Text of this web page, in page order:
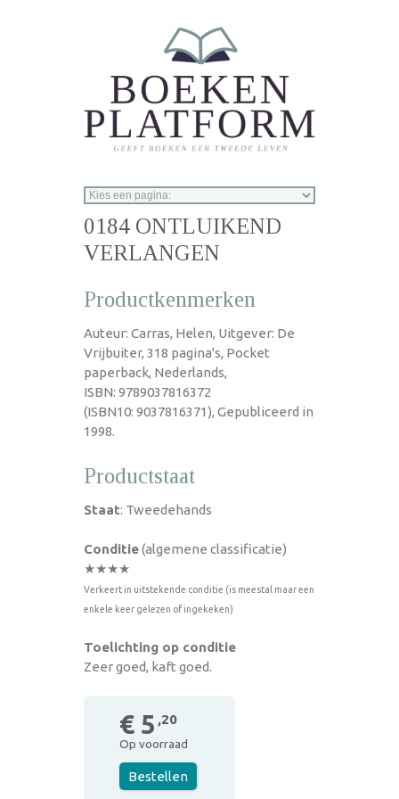
0184 ONTLUIKEND
VERLANGEN
Productkenmerken
Auteur: Carras, Helen, Uitgever: De
Vrijbuiter, 318 pagina's, Pocket
paperback, Nederlands,
ISBN: 9789037816372
(ISBN10: 9037816371), Gepubliceerd in
1998.
Productstaat
Staat: Tweedehands
Conditie(algemene classificatie)
★★★★
Verkeert in uitstekende conditie (is meestal maar een
enkele keer gelezen of ingekeken)
Toelichting op conditie
Zeer goed, kaft goed.
€ 5 ,20
Op voorraad
Bestellen